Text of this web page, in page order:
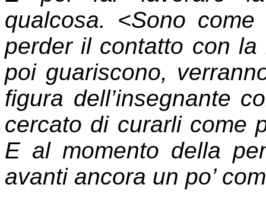
qualcosa. <Sono
perder il contatto con
poi guariscono,
figura dell’insegnante
cercato di curarli come
E al momento della
avanti ancora un po’